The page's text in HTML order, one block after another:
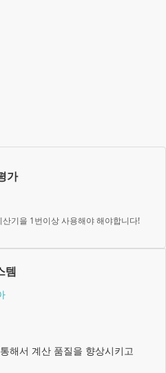
가
기을 1번이상 사용해야 해야합니다!
템
해서 계산 품질을 향상시키고